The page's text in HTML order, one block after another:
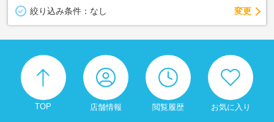
絞り込み条件： なし 変更
TOP 店舗情報 閲覧履歴 お気に入り